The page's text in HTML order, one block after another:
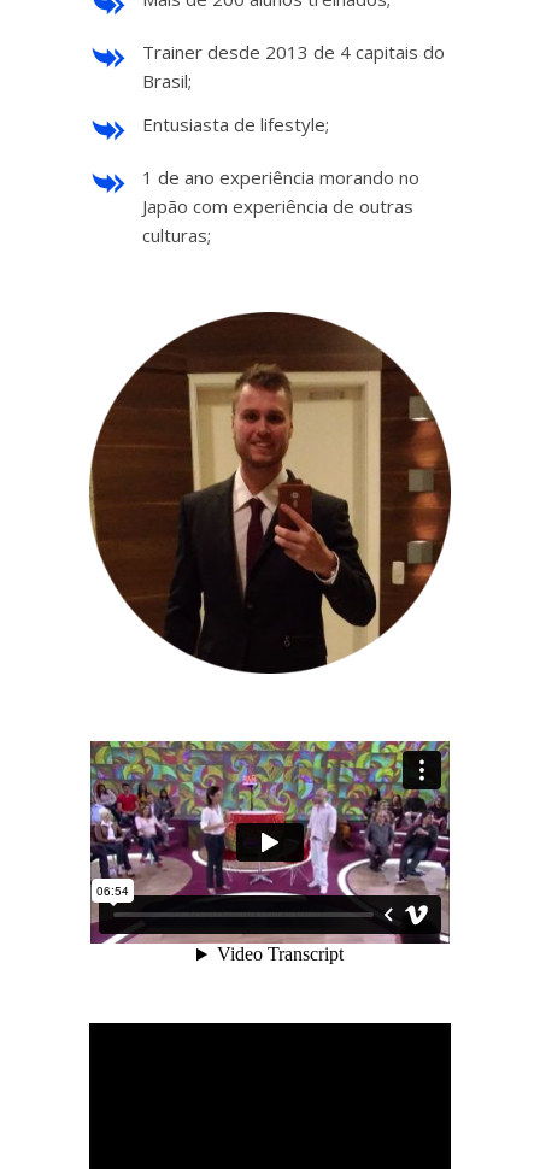
Trainer desde 2013 de 4 capitais do
Brasil;
Entusiasta de lifestyle;
1 de ano experiência morando no
Japão com experiência de outras
culturas;